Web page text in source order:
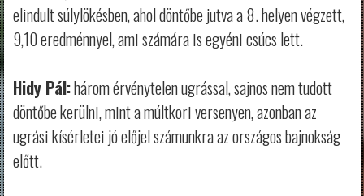
elindult súlylökésben, ahol döntőbe jutva a 8. helyen végzett,
9,10 eredménnyel, ami számára is egyéni csúcs lett.
Hidy Pál:három érvénytelen ugrással, sajnos nem tudott
döntőbe kerülni, mint a múltkori versenyen, azonban az
ugrási kísérletei jó előjel számunkra az országos bajnokság
előtt.